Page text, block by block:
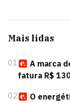
Mais lidas
01
A marca
fatura R$
02
O